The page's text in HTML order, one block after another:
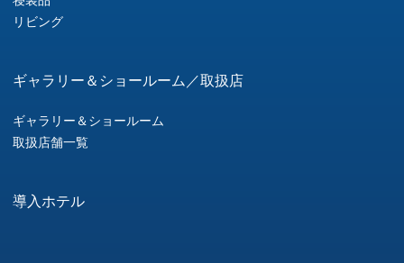
リビング
ギャラリー＆ショールーム／取扱店
ギャラリー＆ショールーム
取扱店舗一覧
導入ホテル